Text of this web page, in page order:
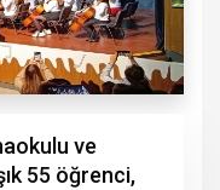
ve
55 öğrenci,